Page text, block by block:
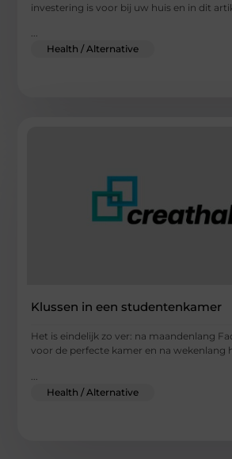
investering is voor bij uw huis en in dit
...
Health / Alternative
Klussen in een studentenkamer
Het is eindelijk zo ver: na maandenlang
voor de perfecte kamer en na wekenlang
Health / Alternative